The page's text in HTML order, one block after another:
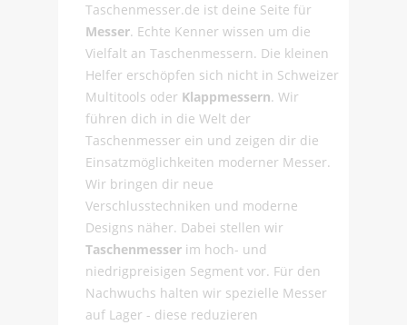
Taschenmesser.de ist deine Seite für
Messer. Echte Kenner wissen um die
Vielfalt an Taschenmessern. Die kleinen
Helfer erschöpfen sich nicht in Schweizer
Multitools oder Klappmessern. Wir
führen dich in die Welt der
Taschenmesser ein und zeigen dir die
Einsatzmöglichkeiten moderner Messer.
Wir bringen dir neue
Verschlusstechniken und moderne
Designs näher. Dabei stellen wir
Taschenmesser im hoch- und
niedrigpreisigen Segment vor. Für den
Nachwuchs halten wir spezielle Messer
auf Lager - diese reduzieren